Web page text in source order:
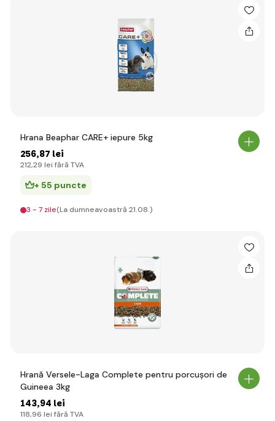
Hrana Beaphar CARE+ iepure 5kg
256,87 lei
212,29 lei fără TVA
+ 55 puncte
3 - 7 zile(La dumneavoastră 21.08.)
Hrană Versele-Laga Complete pentru porcușori de
Guineea 3kg
143,94 lei
118,96 lei fără TVA